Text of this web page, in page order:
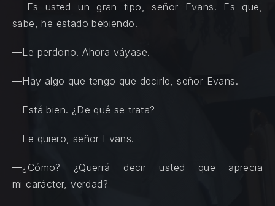
-—Es usted un gran tipo, señor Evans. Es que,
sabe, he estado bebiendo.
—Le perdono. Ahora váyase.
—Hay algo que tengo que decirle, señor Evans.
—Está bien. ¿De qué se trata?
—Le quiero, señor Evans.
—¿Cómo? ¿Querrá decir usted que aprecia
mi carácter, verdad?